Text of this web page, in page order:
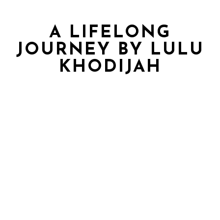
A LIFELONG
JOURNEY BY LULU
KHODIJAH